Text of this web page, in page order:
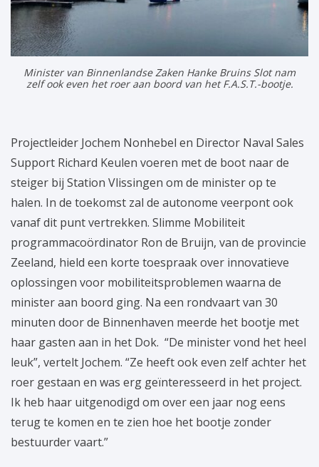
Minister van Binnenlandse Zaken Hanke Bruins Slot nam
zelf ook even het roer aan boord van het F.A.S.T.-bootje.
Projectleider Jochem Nonhebel en Director Naval Sales
Support Richard Keulen voeren met de boot naar de
steiger bij Station Vlissingen om de minister op te
halen. In de toekomst zal de autonome veerpont ook
vanaf dit punt vertrekken. Slimme Mobiliteit
programmacoördinator Ron de Bruijn, van de provincie
Zeeland, hield een korte toespraak over innovatieve
oplossingen voor mobiliteitsproblemen waarna de
minister aan boord ging. Na een rondvaart van 30
minuten door de Binnenhaven meerde het bootje met
haar gasten aan in het Dok. “De minister vond het heel
leuk”, vertelt Jochem. “Ze heeft ook even zelf achter het
roer gestaan en was erg geïnteresseerd in het project.
Ik heb haar uitgenodigd om over een jaar nog eens
terug te komen en te zien hoe het bootje zonder
bestuurder vaart.”